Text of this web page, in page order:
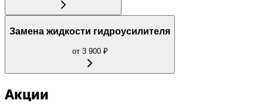
Замена жидкости гидроусилителя
от 3 900₽
Акции